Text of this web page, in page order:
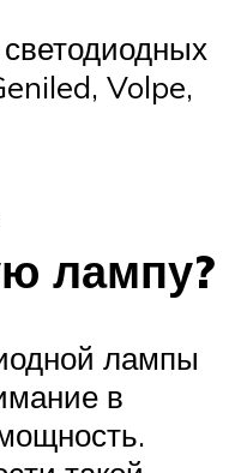
Volpe,
лампу?
лампы
в